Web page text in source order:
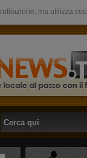
ma utilizza